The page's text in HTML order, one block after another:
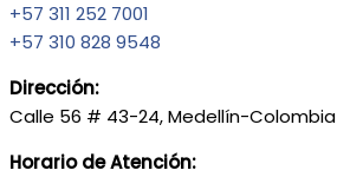
+57 311 252 7001
+57 310 828 9548
Dirección:
Calle 56 # 43-24, Medellín-Colombia
Horario de Atención: